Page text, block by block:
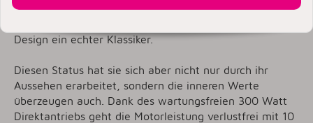
meistverkaufte Küchenmaschine auf unserem
Design ein echter Klassiker.
Diesen Status hat sie sich aber nicht nur durch ihr
Aussehen erarbeitet, sondern die inneren Werte
überzeugen auch. Dank des wartungsfreien 300 Watt
Direktantriebs geht die Motorleistung verlustfrei mit 10